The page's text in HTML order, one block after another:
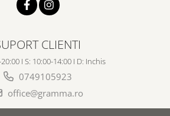
CLIENTI
I S: 10:00-14:00 I D: Inchis
0749105923
office@gramma.ro